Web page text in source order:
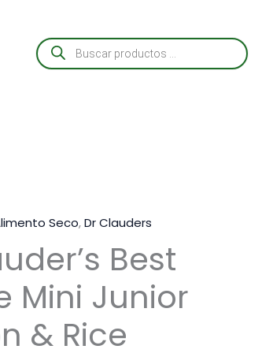
Búsqueda
de
productos
Seco,Dr Clauders
Best
Mini Junior
& Rice